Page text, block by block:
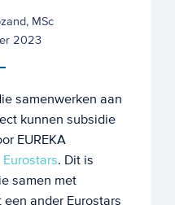
MSc
2023
samenwerken aan
kunnen subsidie
EUREKA
Eurostars. Dit is
samen met
ander Eurostars